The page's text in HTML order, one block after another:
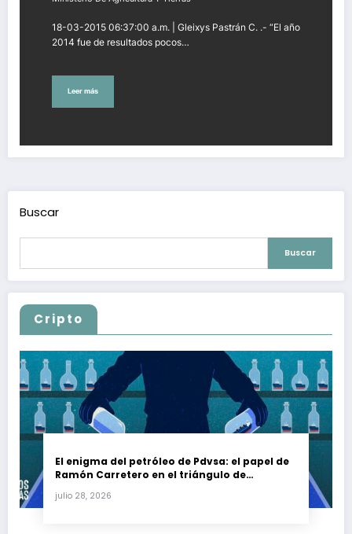
18-03-2015 06:37:00 a.m. | Gleixys Pastrán C. .- “El año
2014 fue de resultados pocos…
Leer más
Buscar
Buscar
Cripto
El enigma del petróleo de Pdvsa: el papel de
Ramón Carretero en el triángulo de
julio 28, 2026